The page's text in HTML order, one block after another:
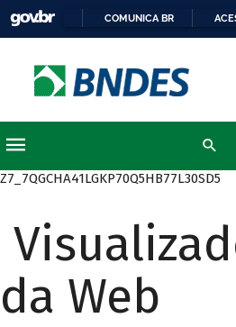
COMUNICA BR
Z7_7QGCHA41LGKP70Q5HB77L30SD5
da Web